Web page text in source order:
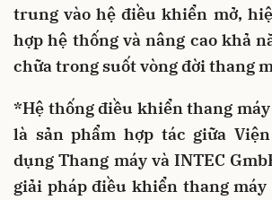
trung vào hệ điều khiển mở,
hợp hệ thống và nâng cao khả
chữa trong suốt vòng đời thang
*Hệ thống điều khiển thang máy
là sản phẩm hợp tác giữa
dụng Thang máy và INTEC
giải pháp điều khiển thang